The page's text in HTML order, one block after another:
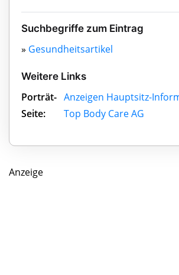
Suchbegriffe zum Eintrag
» Gesundheitsartikel
Weitere Links
Porträt-
Seite:
Anzeigen Hauptsitz-
Top Body Care AG
Anzeige